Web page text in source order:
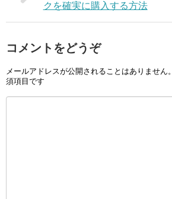
クを確実に購入する方法
コメントをどうぞ
メールアドレスが公開されることはありません。
須項目です